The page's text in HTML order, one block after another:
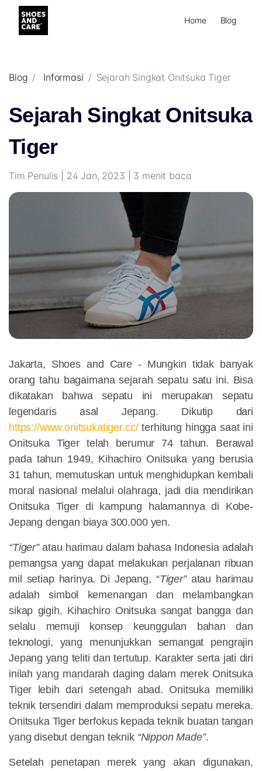
Home Blog
Blog Informasi Sejarah Singkat Onitsuka Tiger
Sejarah Singkat Onitsuka
Tiger
Tim Penulis | 24 Jan, 2023 | 3 menit baca
Jakarta, Shoes and Care -Mungkin tidak banyak
orang tahu bagaimana sejarah sepatu satu ini. Bisa
dikatakan bahwa sepatu ini merupakan sepatu
legendaris asal Jepang. Dikutip dari
https://www.onitsukatiger.cc/terhitung hingga saat ini
Onitsuka Tiger telah berumur 74 tahun. Berawal
pada tahun 1949, Kihachiro Onitsuka yang berusia
31 tahun, memutuskan untuk menghidupkan kembali
moral nasional melalui olahraga, jadi dia mendirikan
Onitsuka Tiger di kampung halamannya di Kobe-
Jepang dengan biaya 300.000 yen.
“Tiger”atau harimau dalam bahasa Indonesia adalah
pemangsa yang dapat melakukan perjalanan ribuan
mil setiap harinya. Di Jepang, “Tiger”atau harimau
adalah simbol kemenangan dan melambangkan
sikap gigih. Kihachiro Onitsuka sangat bangga dan
selalu memuji konsep keunggulan bahan dan
teknologi, yang menunjukkan semangat pengrajin
Jepang yang teliti dan tertutup. Karakter serta jati diri
inilah yang mandarah daging dalam merek Onitsuka
Tiger lebih dari setengah abad. Onitsuka memiliki
teknik tersendiri dalam memproduksi sepatu mereka.
Onitsuka Tiger berfokus kepada teknik buatan tangan
yang disebut dengan teknik “Nippon Made”.
Setelah penetapan merek yang akan digunakan,